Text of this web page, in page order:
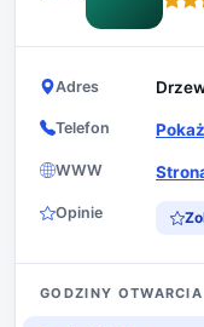
Adres
Telefon
WWW
Opinie
GODZINY OTWARCIA